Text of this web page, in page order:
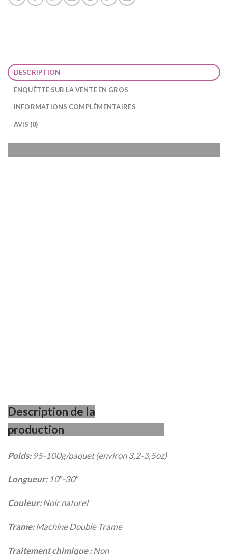
DESCRIPTION
ENQUÊTTE SUR LA VENTE EN GROS
INFORMATIONS COMPLÉMENTAIRES
AVIS (0)
Description de la
production
Poids:95-100g/paquet (environ 3,2-3,5oz)
Longueur:10″-30″
Couleur:Noir naturel
Trame:Machine Double Trame
Traitement chimique :Non